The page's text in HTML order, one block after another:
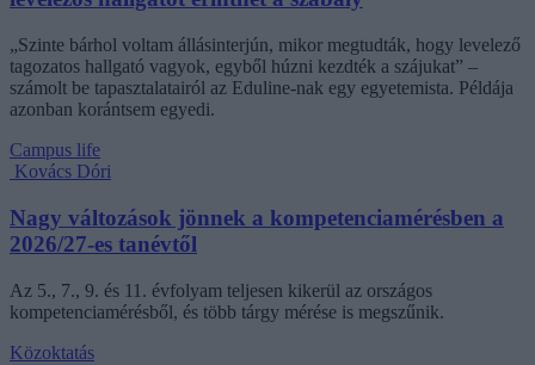
„Szinte bárhol voltam állásinterjún, mikor megtudták, hogy levelező
tagozatos hallgató vagyok, egyből húzni kezdték a szájukat” –
számolt be tapasztalatairól az Eduline-nak egy egyetemista. Példája
azonban korántsem egyedi.
Campus life
Kovács Dóri
Nagy változások jönnek a kompetenciamérésben a
2026/27-es tanévtől
Az 5., 7., 9. és 11. évfolyam teljesen kikerül az országos
kompetenciamérésből, és több tárgy mérése is megszűnik.
Közoktatás